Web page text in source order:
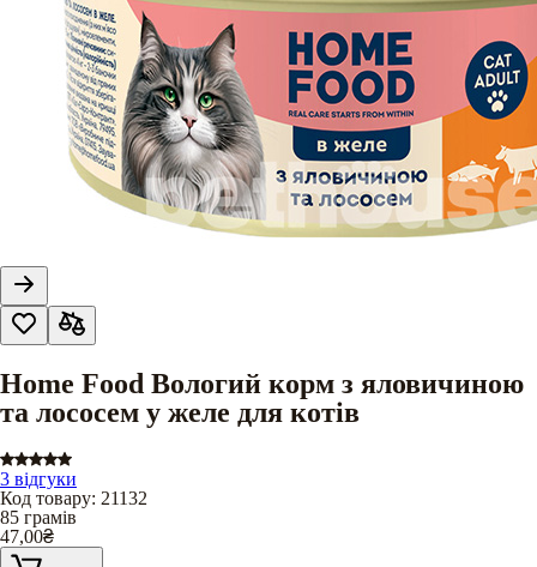
Home Food Вологий корм з яловичиною
та лососем у желе для котів
3 відгуки
Код товару: 21132
85 грамів
47,00₴